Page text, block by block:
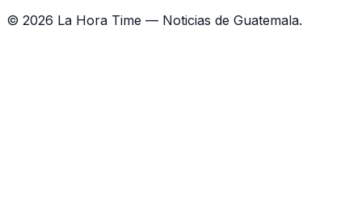
© 2026 La Hora Time — Noticias de Guatemala.